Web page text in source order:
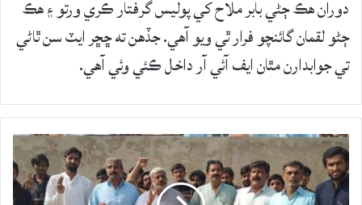
دوران ھڪ ڄڻي بابر ملاح کي پوليس گرفتار ڪري ورتو ۽ ھڪ
ڄڻو لقمان گائنچو فرار ٿي ويو آهي. جڏهن ته ڇڇر ايٽ سن ٿاڻي
تي جوابدارن مٿان ايف آئي آر داخل ڪئي وئي آهي.